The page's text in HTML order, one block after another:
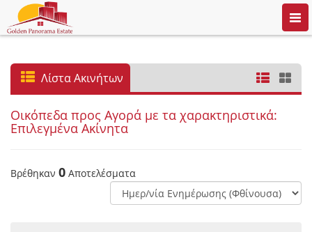
Λίστα Ακινήτων
Οικόπεδα προς Αγορά με τα χαρακτηριστικά:
Επιλεγμένα Ακίνητα
Βρέθηκαν 0 Αποτελέσματα